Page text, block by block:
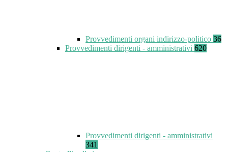
Provvedimenti organi indirizzo-politico 36
Provvedimenti dirigenti - amministrativi 620
Provvedimenti dirigenti - amministrativi
341